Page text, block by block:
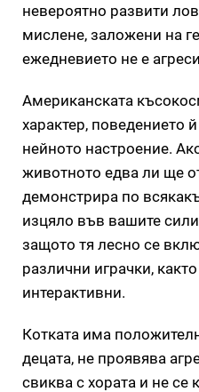
невероятно развити
мислене, заложени на
ежедневието не е
Американската
характер, поведението
нейното настроение.
животното едва ли ще
демонстрира по
изцяло във вашите
защото тя лесно се
различни играчки,
интерактивни.
Котката има
децата, не проявява
свиква с хората и не се